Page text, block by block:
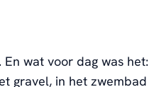
wat voor dag was het:
gravel, in het zwembad